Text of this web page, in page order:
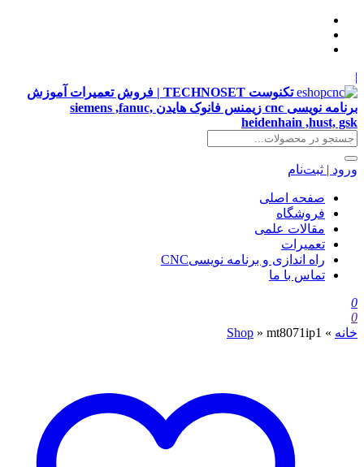
|
تکنوست TECHNOSET | فروش تعمیرات آموزش
برنامه نویسی cnc زیمنس فانوک هایدن siemens ,fanuc,
heidenhain ,hust, gsk
ورود | ثبت‌نام
صفحه اصلی
فروشگاه
مقالات علمی
تعمیرات
راه اندازی و برنامه نویسیCNC
تماس با ما
0
0
خانه »
Shop » mt8071ip1